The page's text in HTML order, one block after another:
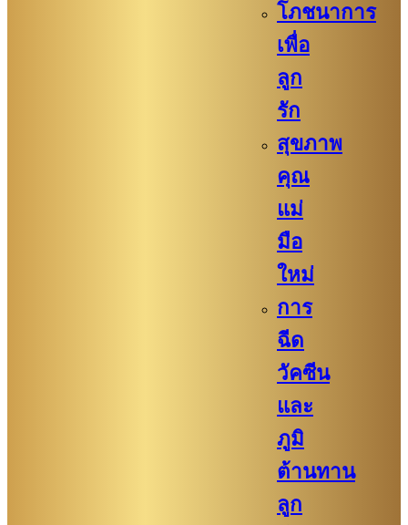
โภชนาการ
เพื่อ
ลูก
รัก
สุขภาพ
คุณ
แม่
มือ
ใหม่
การ
ฉีด
วัคซีน
และ
ภูมิ
ต้านทาน
ลูก